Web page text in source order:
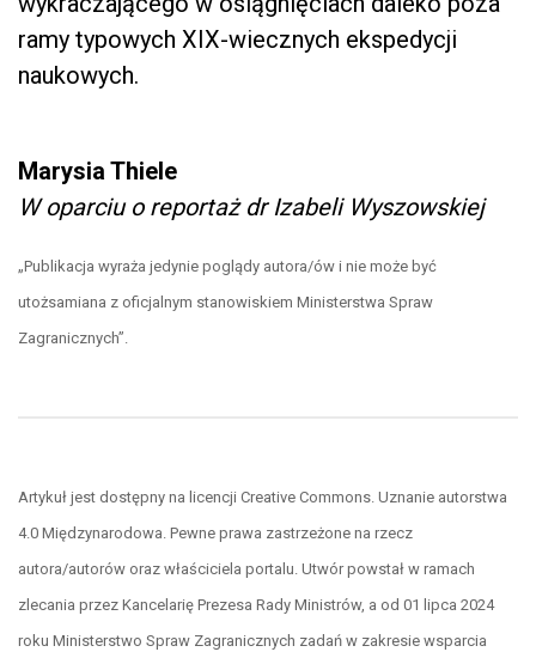
ramy typowych XIX-wiecznych ekspedycji
naukowych.
Marysia Thiele
W oparciu o reportaż dr Izabeli Wyszowskiej
„Publikacja wyraża jedynie poglądy autora/ów i nie może być
utożsamiana z oficjalnym stanowiskiem Ministerstwa Spraw
Zagranicznych”.
Artykuł jest dostępny na licencji Creative Commons. Uznanie autorstwa
4.0 Międzynarodowa. Pewne prawa zastrzeżone na rzecz
autora/autorów oraz właściciela portalu. Utwór powstał w ramach
zlecania przez Kancelarię Prezesa Rady Ministrów, a od 01 lipca 2024
roku Ministerstwo Spraw Zagranicznych zadań w zakresie wsparcia